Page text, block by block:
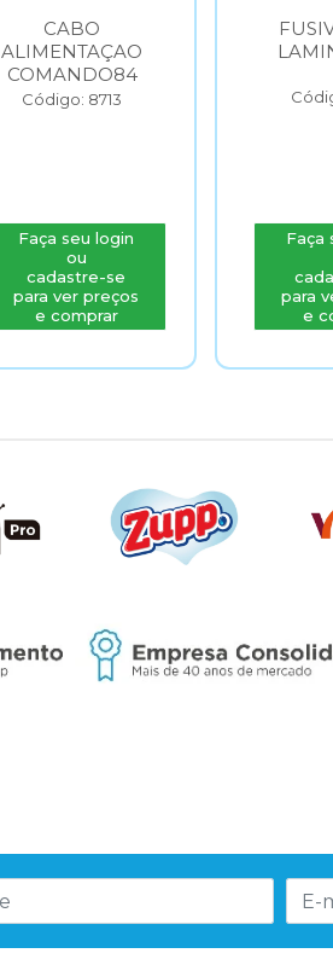
CABO
ALIMENTAÇAO
COMANDO84
Código: 8713
Faça seu login
ou
cadastre-se
para ver preços
e comprar
Faça
para
e